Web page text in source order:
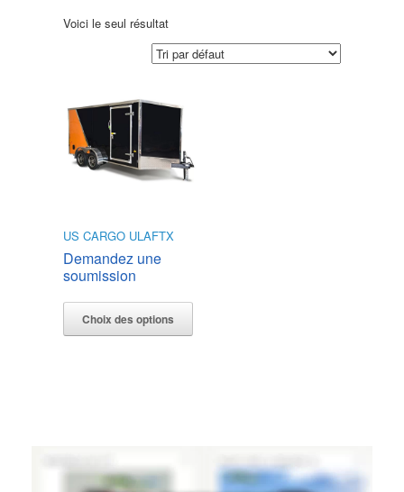
Voici le seul résultat
US CARGO ULAFTX
Demandez une
soumission
Choix des options
Ce
a